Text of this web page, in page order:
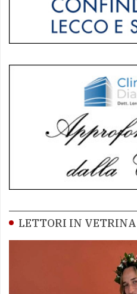
LETTORI IN VETRINA